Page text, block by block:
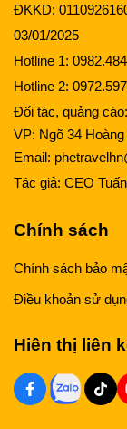
ĐKKD:
03/01/2025
Hotline 1:
Hotline 2:
Đối tác, quảng cáo:
VP: Ngõ 34
Email:
Tác giả: CEO
Chính sách
Chính sách bảo
Điều khoản sử
Hiên thị liên